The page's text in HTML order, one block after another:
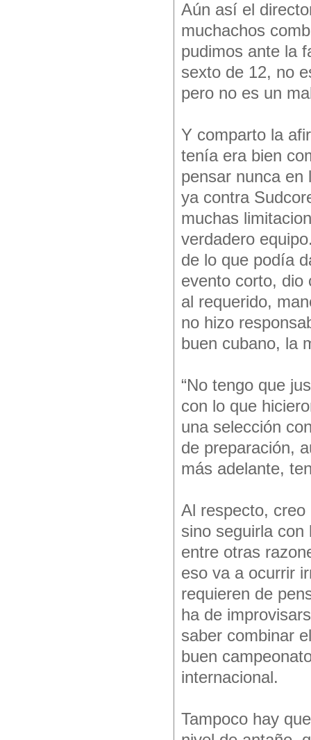
Aún así el
muchachos
pudimos ante la
sexto de 12, no
pero no es un
Y comparto la
tenía era bien
pensar nunca en
ya contra
muchas
verdadero
de lo que podía
evento corto, dio
al requerido,
no hizo
buen cubano, la
“No tengo que
con lo que
una selección
de preparación,
más adelante,
Al respecto,
sino seguirla con
entre otras
eso va a ocurrir
requieren de
ha de
saber combinar
buen
internacional.
Tampoco hay